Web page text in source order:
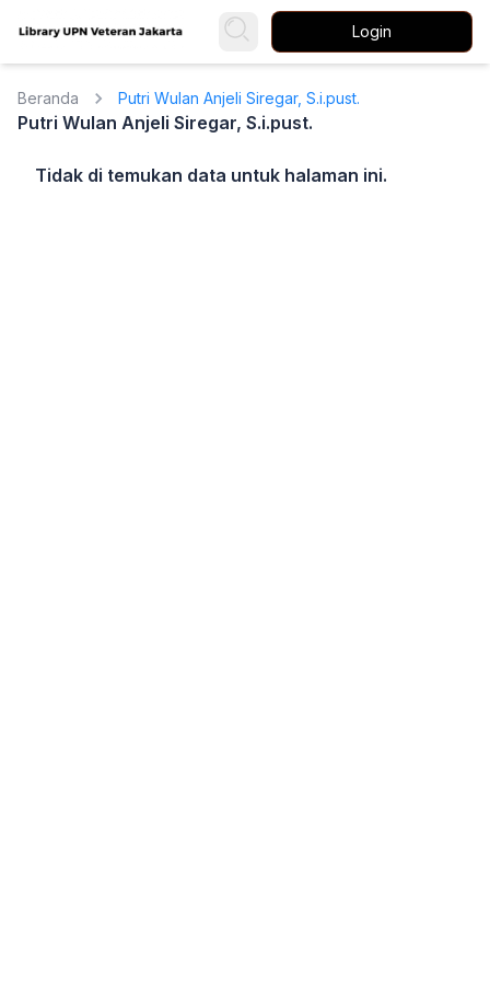
Login
Beranda Putri Wulan Anjeli Siregar, S.i.pust.
Putri Wulan Anjeli Siregar, S.i.pust.
Tidak di temukan data untuk halaman ini.